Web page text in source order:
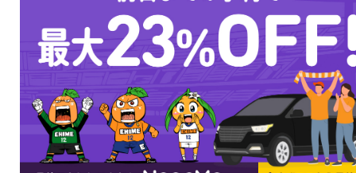
トップチーム アカデミー
グッズ
特設ページ